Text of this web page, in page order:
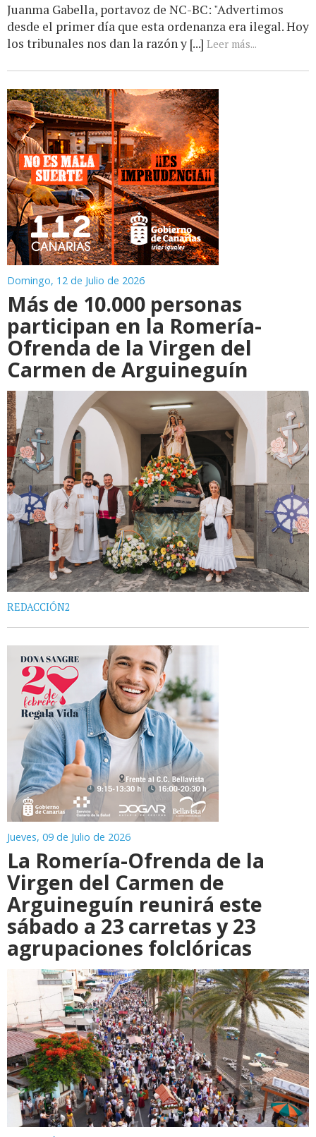
Juanma Gabella, portavoz de NC-BC: "Advertimos
desde el primer día que esta ordenanza era ilegal. Hoy
los tribunales nos dan la razón y [...] Leer más...
Domingo, 12 de Julio de 2026
Más de 10.000 personas
participan en la Romería-
Ofrenda de la Virgen del
Carmen de Arguineguín
REDACCIÓN2
Jueves, 09 de Julio de 2026
La Romería-Ofrenda de la
Virgen del Carmen de
Arguineguín reunirá este
sábado a 23 carretas y 23
agrupaciones folclóricas